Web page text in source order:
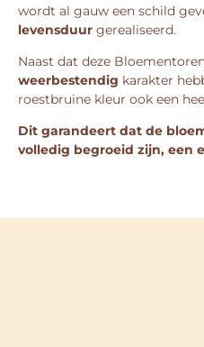
wordt al gauw een schild
levensduur gerealiseerd.
Naast dat deze
weerbestendig karakter
roestbruine kleur ook een
Dit garandeert dat de
volledig begroeid zijn, een